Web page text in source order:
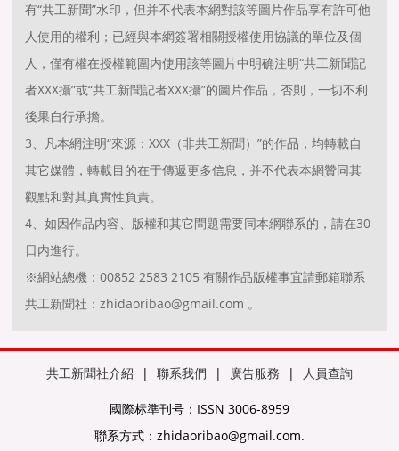
有“共工新聞”水印，但并不代表本網對該等圖片作品享有許可他
人使用的權利；已經與本網簽署相關授權使用協議的單位及個
人，僅有權在授權範圍内使用該等圖片中明确注明“共工新聞記
者XXX攝”或“共工新聞記者XXX攝”的圖片作品，否則，一切不利
後果自行承擔。
3、凡本網注明“來源：XXX（非共工新聞）”的作品，均轉載自
其它媒體，轉載目的在于傳遞更多信息，并不代表本網贊同其
觀點和對其真實性負責。
4、如因作品内容、版權和其它問題需要同本網聯系的，請在30
日内進行。
※網站總機：00852 2583 2105 有關作品版權事宜請郵箱聯系
共工新聞社：zhidaoribao@gmail.com 。
共工新聞社介紹 | 聯系我們 | 廣告服務 | 人員查詢
國際标準刊号：ISSN 3006-8959
聯系方式：zhidaoribao@gmail.com.